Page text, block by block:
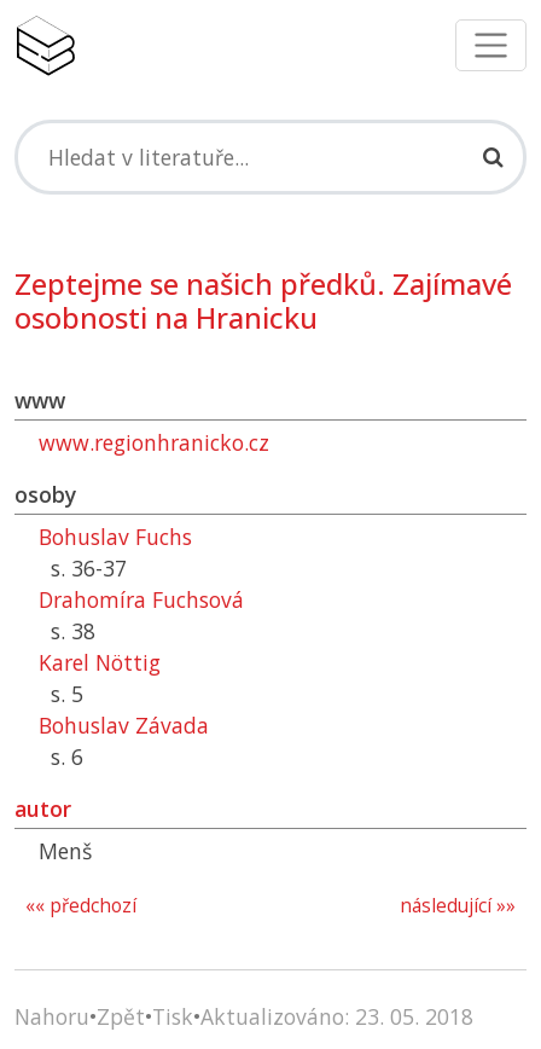
Zeptejme se našich předků. Zajímavé
osobnosti na Hranicku
www
www.regionhranicko.cz
osoby
Bohuslav Fuchs
s. 36-37
Drahomíra Fuchsová
s. 38
Karel Nöttig
s. 5
Bohuslav Závada
s. 6
autor
Menš
následující »»
«« předchozí
Nahoru•Zpět•Tisk•Aktualizováno: 23. 05. 2018